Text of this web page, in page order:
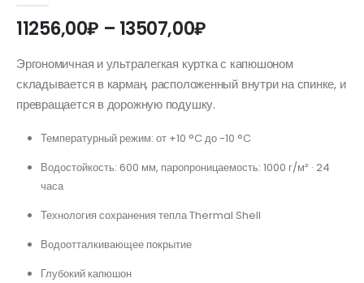
11256,00₽ – 13507,00₽Диапазон
11256,00₽
–
13507,00₽
Эргономичная и ультралегкая куртка с капюшоном
складывается в карман, расположенный внутри на спинке, и
превращается в дорожную подушку.
Температурный режим: от +10 °C до -10 °C
Водостойкость: 600 мм, паропроницаемость: 1000 г/м² · 24
часа
Технология сохранения тепла Thermal Shell
Водоотталкивающее покрытие
Глубокий капюшон